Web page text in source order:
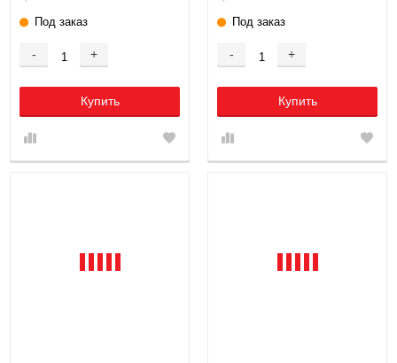
Под заказ
- +
Купить
Под заказ
- +
Купить